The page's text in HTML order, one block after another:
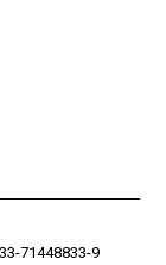
71448833-9